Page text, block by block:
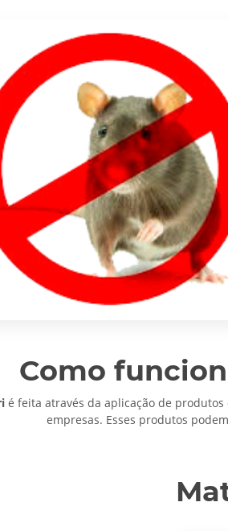
Como
é feita através da aplicação de produtos
empresas. Esses produtos